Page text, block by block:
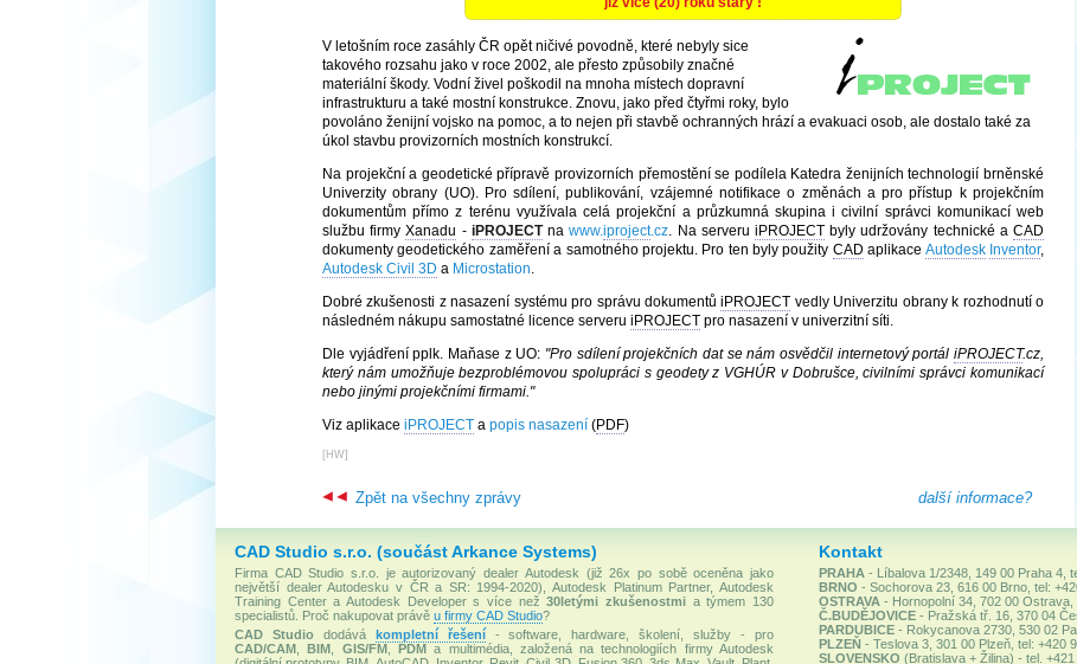
V letošním roce zasáhly ČR opět ničivé povodně, které nebyly sice
takového rozsahu jako v roce 2002, ale přesto způsobily značné
materiální škody. Vodní živel poškodil na mnoha místech dopravní
infrastrukturu a také mostní konstrukce. Znovu, jako před čtyřmi roky, bylo
povoláno ženijní vojsko na pomoc, a to nejen při stavbě ochranných hrází a evakuaci osob, ale dostalo také za
úkol stavbu provizorních mostních konstrukcí.
Na projekční a geodetické přípravě provizorních přemostění se podílela Katedra ženijních technologií brněnské
Univerzity obrany (UO). Pro sdílení, publikování, vzájemné notifikace o změnách a pro přístup k projekčním
dokumentům přímo z terénu využívala celá projekční a průzkumná skupina i civilní správci komunikací web
službu firmyXanadu - iPROJECTnawww.iproject.cz. Na serveru iPROJECTbyly udržovány technické aCAD
dokumenty geodetického zaměření a samotného projektu. Pro ten byly použity CAD aplikace Autodesk Inventor,
Autodesk Civil 3D a Microstation.
Dobré zkušenosti z nasazení systému pro správu dokumentůiPROJECT vedly Univerzitu obrany k rozhodnutí o
následném nákupu samostatné licence serveru iPROJECT pro nasazení v univerzitní síti.
Dle vyjádření pplk. Maňase z UO: "Pro sdílení projekčních dat se nám osvědčil internetový portál iPROJECT.cz,
který nám umožňuje bezproblémovou spolupráci s geodety z VGHÚR v Dobrušce, civilními správci komunikací
nebo jinými projekčními firmami."
Viz aplikace iPROJECT a popis nasazení (PDF)
[ HW]
další informace?
Zpět na všechny zprávy
CAD Studio s.r.o. (součást Arkance Systems)
Firma CAD Studio s.r.o. je autorizovaný dealer Autodesk (již 26x po sobě oceněna jako
největší dealer Autodesku v ČR a SR: 1994-2020), Autodesk Platinum Partner, Autodesk
Training Center a Autodesk Developer s více než30letými zkušenostmi a týmem 130
specialistů. Proč nakupovat právě u firmy CAD Studio?
CAD Studiododává kompletní řešení- software, hardware, školení, služby - pro
CAD/CAM ,BIM GIS/FM, PDMa multimédia, založená na technologiích firmy Autodesk
Kontakt
PRAHA - Líbalova 1/2348, 149 00 Praha 4,
BRNO - Sochorova 23, 616 00 Brno, tel:
OSTRAVA - Hornopolní 34, 702 00 Ostrava,
Č.BUDĚJOVICE- Pražská tř. 16, 370 04
PARDUBICE- Rokycanova 2730, 530 02
PLZEŇ- Teslova 3, 301 00 Plzeň, tel: +420
SLOVENSKO (Bratislava + Žilina) - tel.